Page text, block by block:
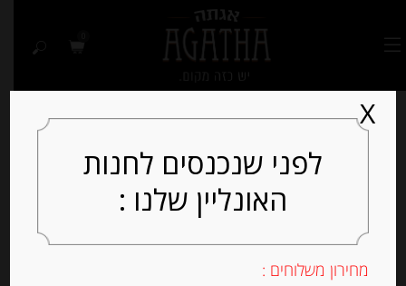
לפני שנכנסים לחנות
האונליין שלנו :
מחירון משלוחים :
X